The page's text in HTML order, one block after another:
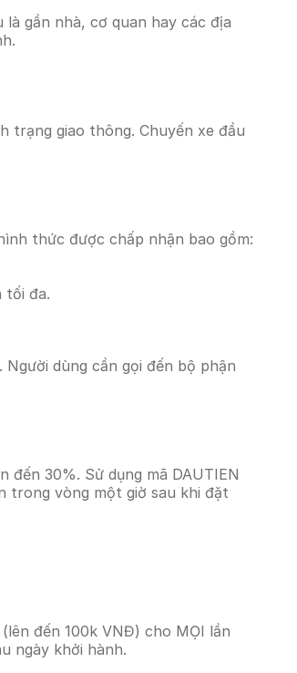
gần nhà, cơ quan hay các địa
trạng giao thông. Chuyến xe đầu
thức được chấp nhận bao gồm:
tối đa.
dùng cần gọi đến bộ phận
30%. Sử dụng mã DAUTIEN
trong vòng một giờ sau khi đặt
đến 100k VNĐ) cho MỌI lần
ngày khởi hành.